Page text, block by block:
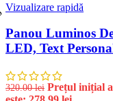
Vizualizare rapidă
Panou Luminos
LED, Text
320.00lei Prețul inițial